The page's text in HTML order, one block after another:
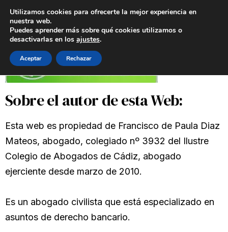
Sobre el autor de esta Web:
Esta web es propiedad de Francisco de Paula Diaz
Mateos, abogado, colegiado nº 3932 del Ilustre
Colegio de Abogados de Cádiz, abogado
ejerciente desde marzo de 2010.
Es un abogado civilista que está especializado en
asuntos de derecho bancario.
Utilizamos cookies para ofrecerte la mejor experiencia en
nuestra web.
Puedes aprender más sobre qué cookies utilizamos o
desactivarlas en los ajustes.
Aceptar Rechazar